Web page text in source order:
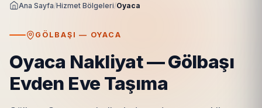
Ana Sayfa/Hizmet Bölgeleri/Oyaca
GÖLBAŞI — OYACA
Oyaca Nakliyat — Gölbaşı
Evden Eve Taşıma